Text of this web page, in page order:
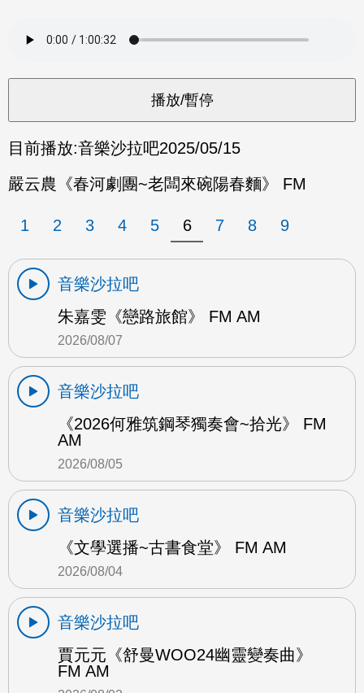
目前播放:音樂沙拉吧2025/05/15
嚴云農《春河劇團~老闆來碗陽春麵》 FM
1 2 3 4 5 6 7 8 9
音樂沙拉吧
朱嘉雯《戀路旅館》 FM AM
2026/08/07
音樂沙拉吧
《2026何雅筑鋼琴獨奏會~拾光》 FM
AM
2026/08/05
音樂沙拉吧
《文學選播~古書食堂》 FM AM
2026/08/04
音樂沙拉吧
賈元元《舒曼WOO24幽靈變奏曲》
FM AM